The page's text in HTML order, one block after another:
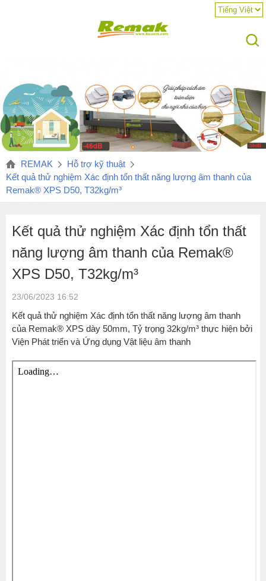
REMAK
Hỗ trợ kỹ thuật
Kết quả thử nghiệm Xác định tổn thất năng lượng âm thanh của
Remak® XPS D50, T32kg/m³
Kết quả thử nghiệm Xác định tổn thất
năng lượng âm thanh của Remak®
XPS D50, T32kg/m³
23/06/2023 16:52
Kết quả thử nghiệm Xác định tổn thất năng lượng âm thanh
của Remak® XPS dày 50mm, Tỷ trọng 32kg/m³ thực hiện bởi
Viện Phát triển và Ứng dụng Vật liệu âm thanh